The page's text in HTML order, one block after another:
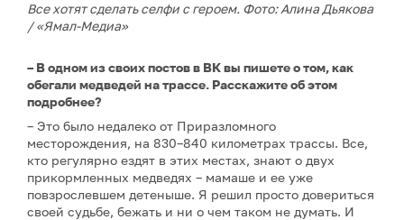
Все хотят сделать селфи с героем. Фото: Алина Дьякова
/ «Ямал-Медиа»
– В одном из своих постов в ВК вы пишете о том, как
обегали медведей на трассе. Расскажите об этом
подробнее?
– Это было недалеко от Приразломного
месторождения, на 830–840 километрах трассы. Все,
кто регулярно ездят в этих местах, знают о двух
прикормленных медведях – мамаше и ее уже
повзрослевшем детеныше. Я решил просто довериться
своей судьбе, бежать и ни о чем таком не думать. И